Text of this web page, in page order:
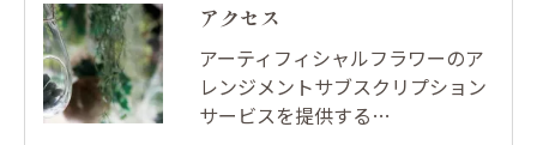
アクセス
アーティフィシャルフラワーのア
レンジメントサブスクリプション
サービスを提供する…